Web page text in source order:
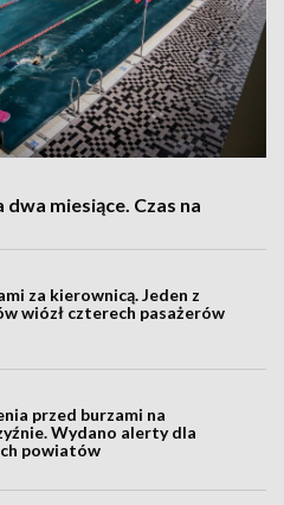
miesiące. Czas na
za kierownicą. Jeden z
wiózł czterech pasażerów
przed burzami na
Wydano alerty dla
powiatów